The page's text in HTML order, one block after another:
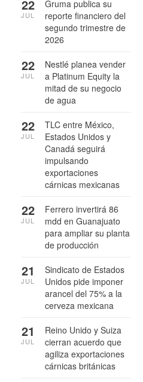
Gruma publica su
reporte financiero del
segundo trimestre de
2026
22
JUL
Nestlé planea vender
a Platinum Equity la
mitad de su negocio
de agua
22
JUL
TLC entre México,
Estados Unidos y
Canadá seguirá
impulsando
exportaciones
cárnicas mexicanas
22
JUL
Ferrero invertirá 86
mdd en Guanajuato
para ampliar su planta
de producción
22
JUL
Sindicato de Estados
Unidos pide imponer
arancel del 75% a la
cerveza mexicana
21
JUL
Reino Unido y Suiza
cierran acuerdo que
agiliza exportaciones
cárnicas británicas
21
JUL